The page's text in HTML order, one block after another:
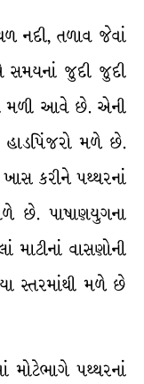
નદી, તળાવ જેવાં
જુદી જુદી
મળી આવે છે. એની
મળે છે.
કરીને પથ્થરનાં
છે. પાષાણયુગના
માટીનાં વાસણોની
સ્તરમાંથી મળે છે
મોટેભાગે પથ્થરનાં